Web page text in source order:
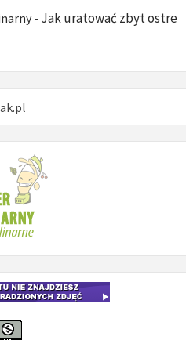
- Jak uratować zbyt ostre